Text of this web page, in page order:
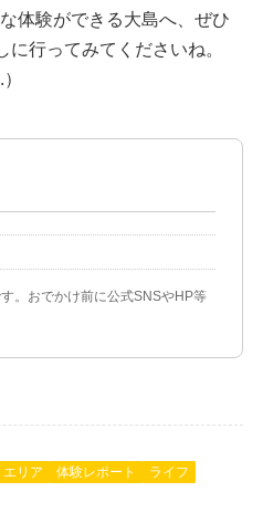
体験ができる大島へ、ぜひ
に行ってみてくださいね。
。おでかけ前に公式SNSやHP等
エリア 体験レポート
ライフ